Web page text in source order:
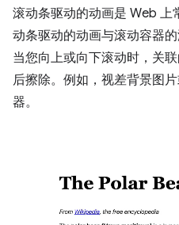
滚动条驱动的动画是 Web 上
动条驱动的动画与滚动容器
当您向上或向下滚动时，关
后擦除。例如，视差背景图
器。